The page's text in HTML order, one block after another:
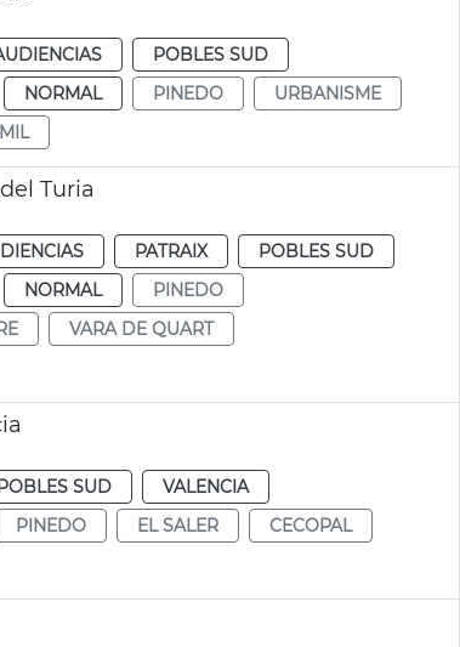
POBLES SUD
NORMAL PINEDO
URBANISME
Turia
PATRAIX
POBLES SUD
NORMAL
PINEDO
VARA DE QUART
SUD
VALENCIA
PINEDO EL SALER
CECOPAL